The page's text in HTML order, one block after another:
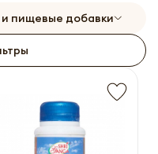
пищевые добавки